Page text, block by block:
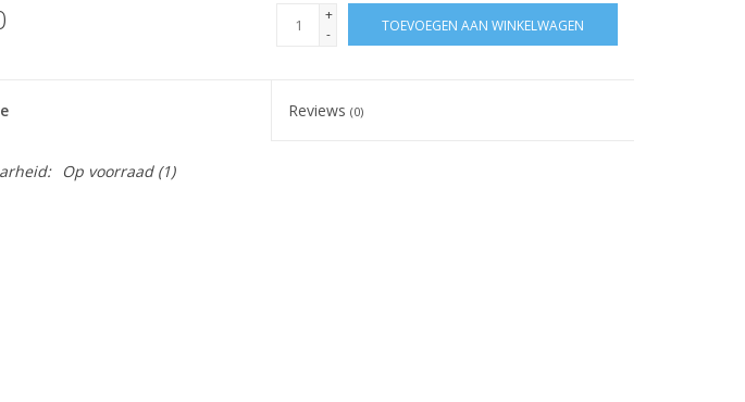
+
-
TOEVOEGEN AAN WINKELWAGEN
Reviews(0)
Op voorraad(1)